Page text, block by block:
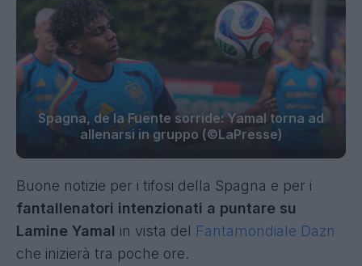
Spagna, de la Fuente sorride: Yamal torna ad
allenarsi in gruppo (©LaPresse)
Buone notizie per i tifosi della Spagna e per i
fantallenatori intenzionati a puntare su
Lamine Yamal in vista del Fantamondiale Dazn
che inizierà tra poche ore.